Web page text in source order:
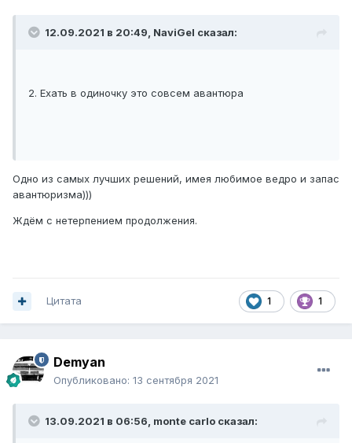
12.09.2021 в 20:49, NaviGel сказал:
2. Ехать в одиночку это совсем авантюра
Одно из самых лучших решений, имея любимое ведро и запас
авантюризма)))
Ждём с нетерпением продолжения.
1 1
Цитата
Demyan
Опубликовано: 13 сентября 2021
13.09.2021 в 06:56, monte carlo сказал: